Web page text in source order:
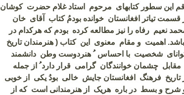
این سطور کتابهای مرحوم استاد غلام حضرت کوشان
قسمت تیاتر افغانستان خوانده بودمُ کتاب آقای خان
نعیم رفاه را نیز مطالعه کرده بودم که هرکدام در
اهمیت و مقام معنوی این کتاب ( هنرمندان تاریخ
توانای شخصیت با احساس ُ هنردوست وطن دانشمند
مقابل چشمان خوانندگان گرامی قرار دارد ُ از جمله
تاریخ فرهنگ افغانستان جایش خالی بودُ یکی از خوبی
و بسط در باره هریک از هنرمندانی است که از